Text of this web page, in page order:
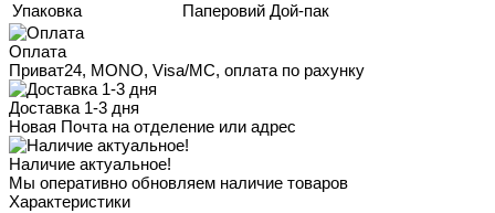
Упаковка
Паперовий Дой-пак
Оплата
Приват24, MONO, Visa/MC, оплата по рахунку
Доставка 1-3 дня
Новая Почта на отделение или адрес
Наличие актуальное!
Мы оперативно обновляем наличие товаров
Характеристики